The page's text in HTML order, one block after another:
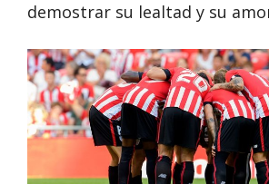
demostrar su lealtad y su